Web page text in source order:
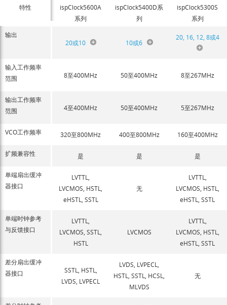
特性
ispClock5600A
系列
ispClock5400D系
列
ispClock5300S
系列
输出
20或10
10或6
20, 16, 12, 8或4
输入工作频率
范围
8至400MHz 50至400MHz 8至267MHz
输出工作频率
范围
4至400MHz 50至400MHz 5至267MHz
VCO工作频率 320至800MHz 400至800MHz 160至400MHz
扩频兼容性 是 是 是
单端扇出缓冲
器接口
LVTTL,
LVCMOS, HSTL,
eHSTL, SSTL
无
LVTTL,
LVCMOS, HSTL,
eHSTL, SSTL
单端时钟参考
与反馈接口
LVTTL,
LVCMOS, SSTL,
HSTL
LVCMOS
LVTTL,
LVCMOS, HSTL,
eHSTL, SSTL
差分扇出缓冲
器接口
SSTL, HSTL,
LVDS, LVPECL
LVDS, LVPECL,
HSTL, SSTL, HCSL,
MLVDS
无